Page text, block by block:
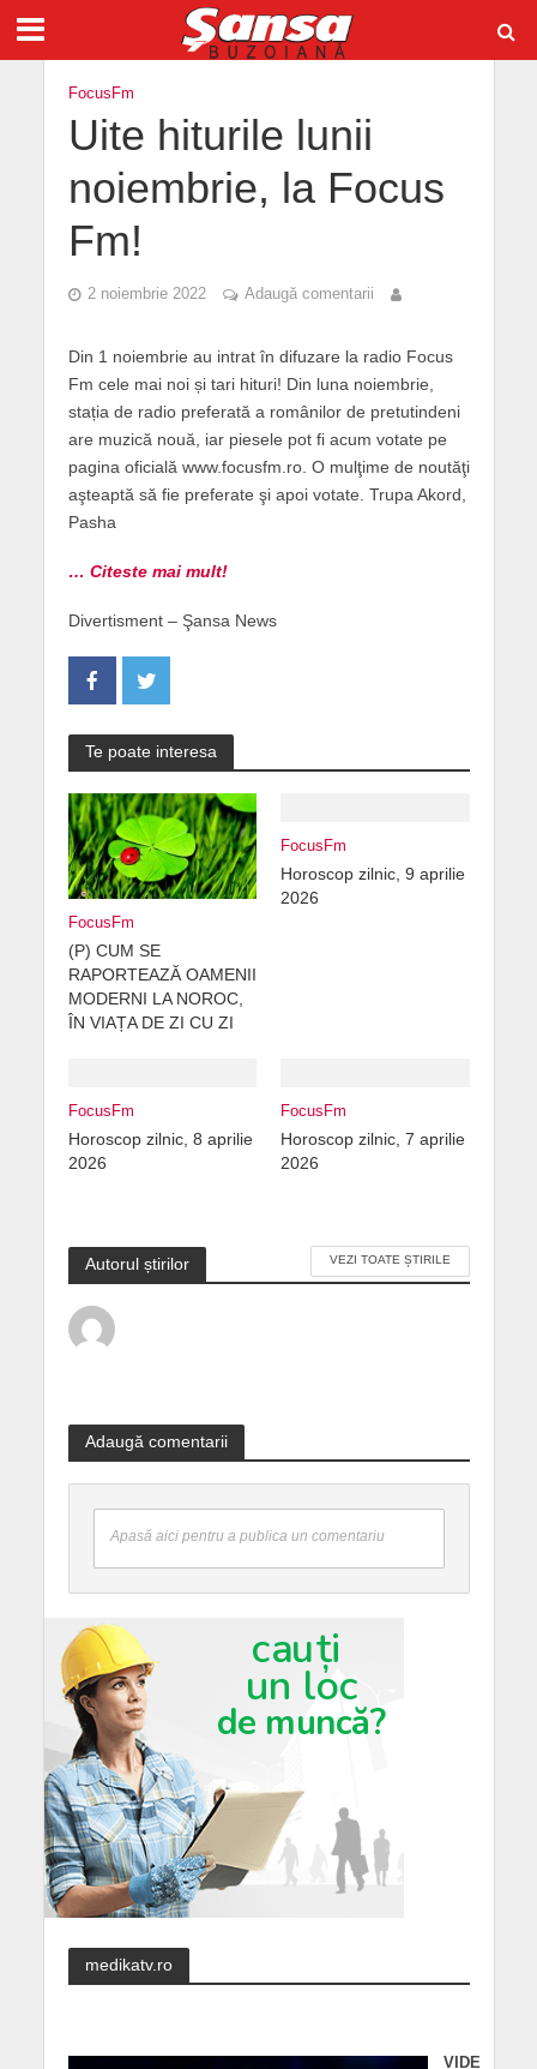
FocusFm
Uite hiturile lunii
noiembrie, la Focus
Fm!
2 noiembrie 2022 Adaugă comentarii
Din 1 noiembrie au intrat în difuzare la radio Focus
Fm cele mai noi și tari hituri! Din luna noiembrie,
stația de radio preferată a românilor de pretutindeni
are muzică nouă, iar piesele pot fi acum votate pe
pagina oficială www.focusfm.ro. O mulţime de noutăţi
aşteaptă să fie preferate şi apoi votate. Trupa Akord,
Pasha
… Citeste mai mult!
Divertisment – Şansa News
Te poate interesa
FocusFm
(P) CUM SE
RAPORTEAZĂ OAMENII
MODERNI LA NOROC,
ÎN VIAȚA DE ZI CU ZI
FocusFm
Horoscop zilnic, 9 aprilie
2026
FocusFm
Horoscop zilnic, 8 aprilie
2026
FocusFm
Horoscop zilnic, 7 aprilie
2026
Autorul știrilor VEZI TOATE ȘTIRILE
Adaugă comentarii
Apasă aici pentru a publica un comentariu
medikatv.ro
VIDE